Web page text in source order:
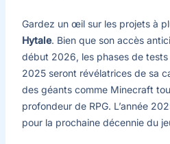
Gardez un œil sur les projets à
Hytale. Bien que son accès
début 2026, les phases de
2025 seront révélatrices de sa
des géants comme Minecraft
profondeur de RPG. L’année
pour la prochaine décennie du